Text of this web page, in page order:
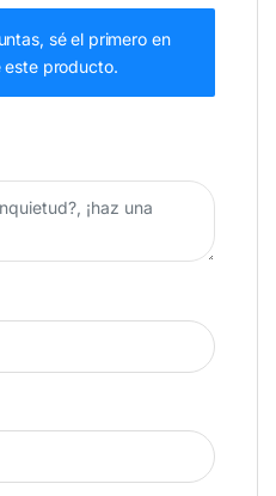
sé el primero en
este producto.